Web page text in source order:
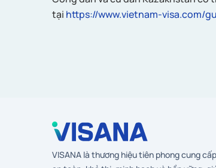
tại https://www.vietnam-visa.com/
VISANA là thương hiệu tiên phong cung